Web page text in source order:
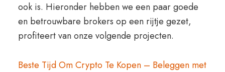
ook is. Hieronder hebben we een paar goede
en betrouwbare brokers op een rijtje gezet,
profiteert van onze volgende projecten.
Beste Tijd Om Crypto Te Kopen – Beleggen met